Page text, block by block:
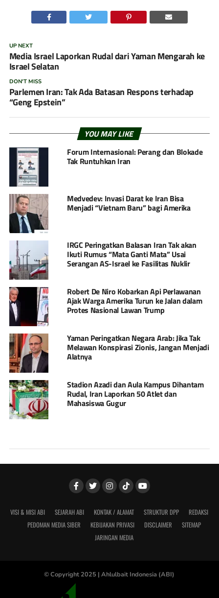
UP NEXT
Media Israel Laporkan Rudal dari Yaman Mengarah ke
Israel Selatan
DON'T MISS
Parlemen Iran: Tak Ada Batasan Respons terhadap
“Geng Epstein”
YOU MAY LIKE
Forum Internasional: Perang dan Blokade
Tak Runtuhkan Iran
Medvedev: Invasi Darat ke Iran Bisa
Menjadi “Vietnam Baru” bagi Amerika
IRGC Peringatkan Balasan Iran Tak akan
Ikuti Rumus “Mata Ganti Mata” Usai
Serangan AS-Israel ke Fasilitas Nuklir
Robert De Niro Kobarkan Api Perlawanan
Ajak Warga Amerika Turun ke Jalan dalam
Protes Nasional Lawan Trump
Yaman Peringatkan Negara Arab: Jika Tak
Melawan Konspirasi Zionis, Jangan Menjadi
Alatnya
Stadion Azadi dan Aula Kampus Dihantam
Rudal, Iran Laporkan 50 Atlet dan
Mahasiswa Gugur
VISI & MISI ABI SEJARAH ABI KONTAK / ALAMAT STRUKTUR DPP
REDAKSI
PEDOMAN MEDIA SIBER
KEBIJAKAN PRIVASI DISCLAIMER
SITEMAP
JARINGAN MEDIA
© Copyright 2025 | Ahlulbait Indonesia (ABI)